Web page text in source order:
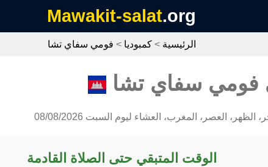
Mawakit-salat.org
الرئيسية >كمبوديا > فومي سفاي تشا
فومي سفاي تشا
الظهر، العصر، المغرب، العشاء ليوم السبت 08/08/2026
الوقت المتبقي حتى الصلاة القادمة